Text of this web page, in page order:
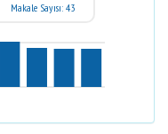
Makale Sayısı: 43